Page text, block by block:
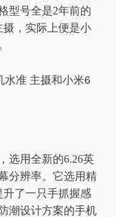
型号全是2年前的
摄，实际上便是小
选用全新的6.26英
分辨率。它选用精
了一只手抓握感
潮设计方案的手机